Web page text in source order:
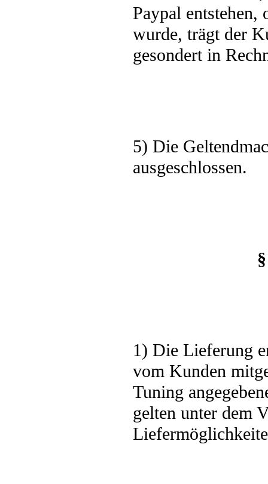
Paypal
wurde, trägt der
gesondert in
5) Die
ausgeschlossen.
1) Die Lieferung
vom Kunden
Tuning
gelten unter dem